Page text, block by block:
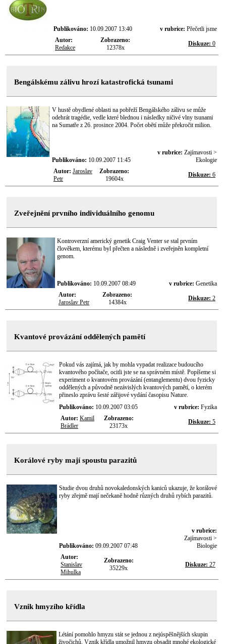
Publikováno: 10.09.2007 13:40 v rubrice: Přečetli jsme
Autor:
Redakce
Zobrazeno:
12378x
Diskuze: 0
Bengálskému zálivu hrozí katastrofická tsunami
V hustě obydlené oblasti na pobřeží Bengálského zálivu se může
odehrát tragédie, vedle které blednou i následky ničivé vlny tsunami
na Sumatře z 26. prosince 2004. Počet obětí může překročit milion.
Publikováno: 10.09.2007 11:45
v rubrice: Zajímavosti >
Ekologie
Autor: Jaroslav
Petr
Zobrazeno:
19604x
Diskuze: 6
Zveřejnění prvního individuálního genomu
Kontroverzní americký genetik Craig Venter se stal prvním
člověkem, kterému byl přečten a následně i zveřejněn kompletní
genom.
Publikováno: 10.09.2007 08:49 v rubrice: Genetika
Autor:
Jaroslav Petr
Zobrazeno:
14384x
Diskuze: 2
Kvantové provázání oddělených pamětí
Pokud vás zajímá, jak by mohla vypadat realizace budoucího
kvantového počítače, ocitli jste se na správném místě. Popíšeme si
experiment o kvantovém provázání (entanglementu) dvou fyzicky
oddělených a původně nezávislých kvantových pamětí, o kterém
přineslo zprávu šesté zářijové vydání časopisu Nature.
Publikováno: 10.09.2007 03:05 v rubrice: Fyzika
Autor: Kamil
Brádler
Zobrazeno:
23173x
Diskuze: 5
Korálové ryby mají spoustu parazitů
Studie dvou druhů novokaledonských kaniců ukazuje, že korálové
ryby zřejmě mají nečekaně hodně různých druhů rybích parazitů.
Publikováno: 09.09.2007 07:48
v rubrice:
Zajímavosti >
Biologie
Autor:
Stanislav
Mihulka
Zobrazeno:
35229x
Diskuze: 27
Vznik hmyzího křídla
Létání pomohlo hmyzu stát se jednou z nejúspěšnějších skupin
živočichů. Vznik křídla umožnil hmyzu obsadit mnohé ekologické